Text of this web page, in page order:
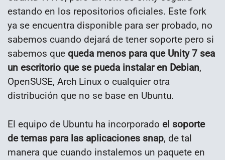
estando en los repositorios oficiales. Este fork
ya se encuentra disponible para ser probado, no
sabemos cuando dejará de tener soporte pero si
sabemos que queda menos para que Unity 7 sea
un escritorio que se pueda instalar en Debian,
OpenSUSE, Arch Linux o cualquier otra
distribución que no se base en Ubuntu.
El equipo de Ubuntu ha incorporado el soporte
de temas para las aplicaciones snap, de tal
manera que cuando instalemos un paquete en